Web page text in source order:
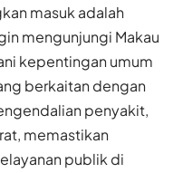
masuk adalah
mengunjungi Makau
kepentingan umum
berkaitan dengan
penyakit,
memastikan
publik di